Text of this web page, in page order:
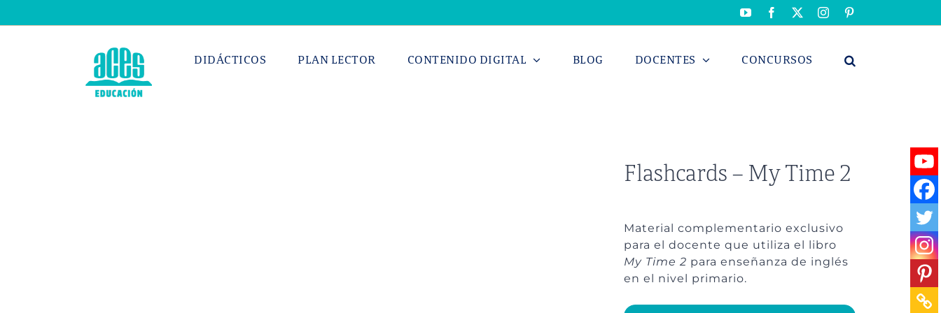
al
YouTubeFacebook Instagram
DIDÁCTICOS PLAN LECTOR CONTENIDO DIGITAL BLOG DOCENTES CONCURSOS
Flashcards – My Time 2
Material complementario exclusivo
para el docente que utiliza el libro
My Time 2 para enseñanza de inglés
en el nivel primario.